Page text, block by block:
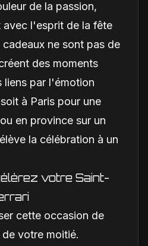
de la passion,
avec l'esprit de la fête
ne sont pas de
des moments
liens par l'émotion
à Paris pour une
en province sur un
la célébration à un
votre Saint-
cette occasion de
votre moitié.